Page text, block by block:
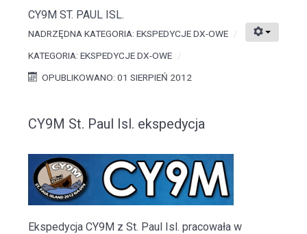
CY9M ST. PAUL ISL.
NADRZĘDNA KATEGORIA: EKSPEDYCJE DX-OWE
KATEGORIA: EKSPEDYCJE DX-OWE
OPUBLIKOWANO: 01 SIERPIEŃ 2012
CY9M St. Paul Isl. ekspedycja
Ekspedycja CY9M z St. Paul Isl. pracowała w